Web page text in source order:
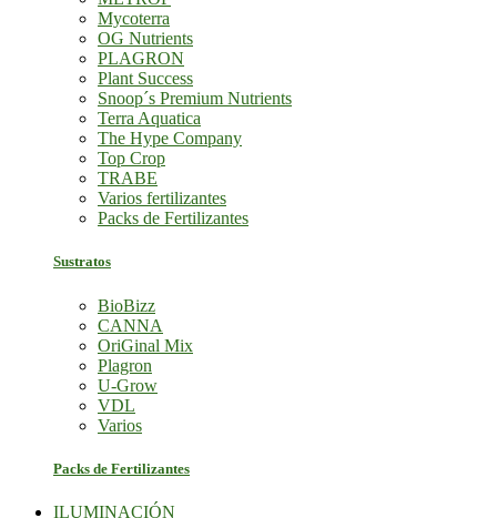
Mycoterra
OG Nutrients
PLAGRON
Plant Success
Snoop´s Premium Nutrients
Terra Aquatica
The Hype Company
Top Crop
TRABE
Varios fertilizantes
Packs de Fertilizantes
Sustratos
BioBizz
CANNA
OriGinal Mix
Plagron
U-Grow
VDL
Varios
Packs de Fertilizantes
ILUMINACIÓN